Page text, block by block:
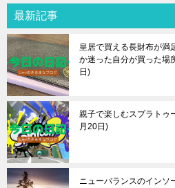
最新記事
皇居で買える長財布が満
か迷った自分が買った場
日
親子で楽しむスプラトゥ
月20日
ニューバランスのインソ